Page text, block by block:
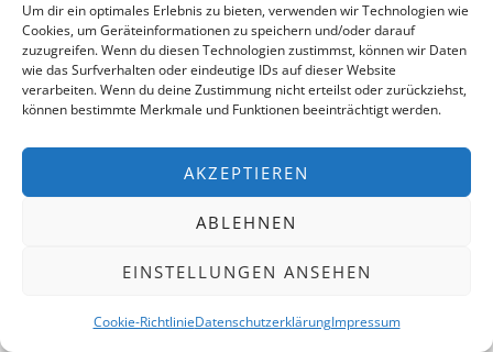
Um dir ein optimales Erlebnis zu bieten, verwenden wir Technologien wie
Cookies, um Geräteinformationen zu speichern und/oder darauf
zuzugreifen. Wenn du diesen Technologien zustimmst, können wir Daten
wie das Surfverhalten oder eindeutige IDs auf dieser Website
verarbeiten. Wenn du deine Zustimmung nicht erteilst oder zurückziehst,
können bestimmte Merkmale und Funktionen beeinträchtigt werden.
AKZEPTIEREN
ABLEHNEN
EINSTELLUNGEN ANSEHEN
Cookie-RichtlinieDatenschutzerklärungImpressum